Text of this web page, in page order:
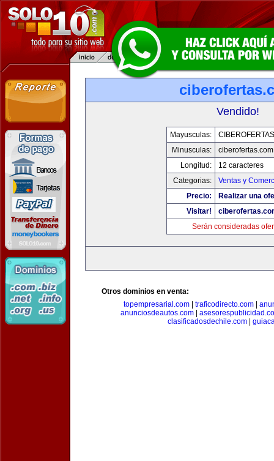
Vendido!
Mayusculas:
Minusculas:
ciberofertas.com
Longitud:
12 caracteres
Categorias:
Ventas y
Precio:
Realizar una
Visitar!
Serán consideradas
Otros dominios en venta:
topempresarial.com
traficodirecto.com
anunciosdeautos.com|
clasificadosdechile.com|